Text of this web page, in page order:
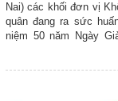
Nai) các khối đơn vị
quân đang ra sức
niệm 50 năm Ngày
1975/30-4-2025).
30MK2, Yak-130,
không - Không quân